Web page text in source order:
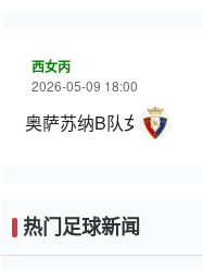
西女丙
2026-05-09 18:00
奥萨苏纳B队女足
热门足球新闻